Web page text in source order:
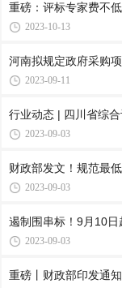
重磅：评标专家费不
2023-10-13
河南拟规定政府采购
2023-09-11
行业动态 | 四川省综
2023-09-03
财政部发文！规范最
2023-09-03
遏制围串标！9月10
2023-09-03
重磅丨财政部印发通